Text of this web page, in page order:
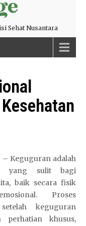
Sehat Nusantara
– Keguguran adalah
yang sulit bagi
baik secara fisik
Proses
keguguran
perhatian khusus,